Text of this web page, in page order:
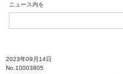
ニュース内を
2023年09月14日
No.10003805